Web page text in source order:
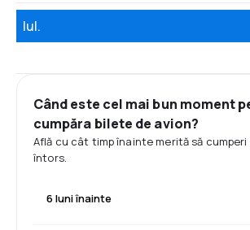
Iul.
Când este cel mai bun moment
cumpăra bilete de avion?
Află cu cât timp înainte merită să
întors.
6 luni înainte